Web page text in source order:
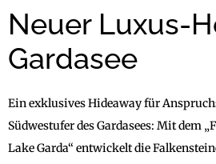
Neuer Luxus-
Gardasee
Ein exklusives Hideaway für
Südwestufer des Gardasees: Mit dem
Lake Garda“ entwickelt die